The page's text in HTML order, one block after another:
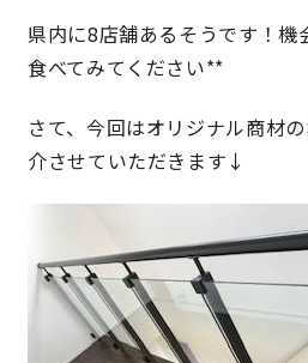
徹底したコストダウンの
頑丈で長持ちの外壁
100年点検住宅
快適な室内環境へのこだわ
県内に8店舗あるそうです！機
食べてみてください**
さて、今回はオリジナル商材
介させていただきます↓